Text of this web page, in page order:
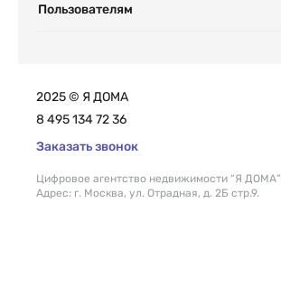
Пользователям
2025 © Я ДОМА
8 495 134 72 36
Заказать звонок
Цифровое агентство недвижимости “Я ДОМА”
Адрес: г. Москва, ул. Отрадная, д. 2Б стр.9.